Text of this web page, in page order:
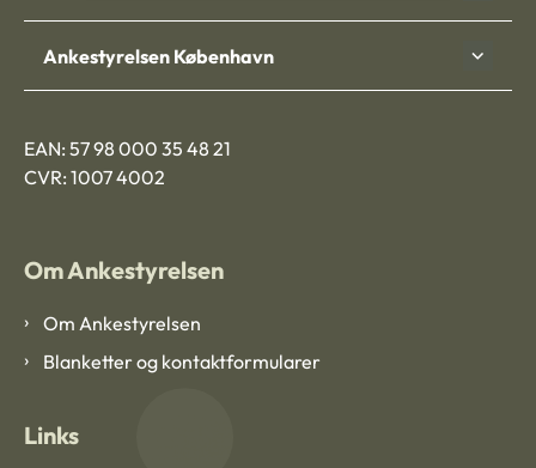
Ankestyrelsen København
EAN: 57 98 000 35 48 21
CVR: 1007 4002
Om Ankestyrelsen
Om Ankestyrelsen
Blanketter og kontaktformularer
Links